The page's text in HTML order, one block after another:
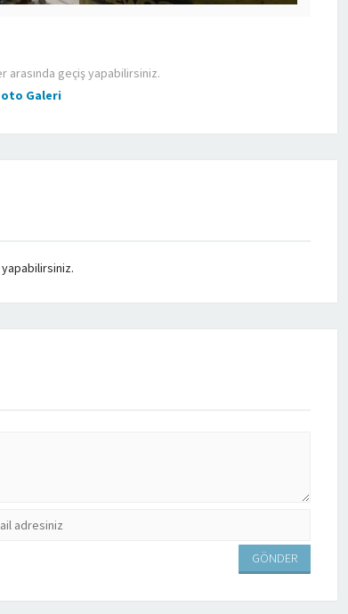
arasında geçiş yapabilirsiniz.
Galeri
yapabilirsiniz.